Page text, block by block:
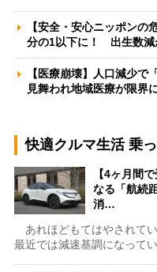
【安全・安心ニッポンの
分の1以下に！ 出生数
【医療崩壊】人口減少で
見舞われ地域医療が限
快適クルマ生活 乗
【4ヶ月間
なる「航続
消…
あれほどもてはやされてい
最近では減速基調になって